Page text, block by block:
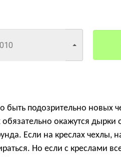
быть подозрительно новых
окажутся дырки
Если на креслах чехлы,
Но если с креслами